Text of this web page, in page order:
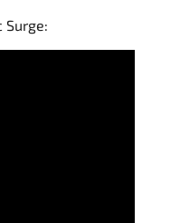
Surge: